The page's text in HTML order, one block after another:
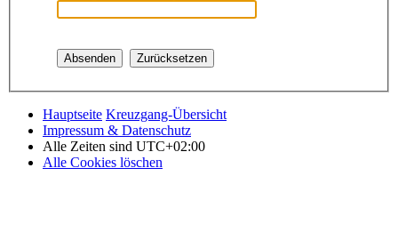
Hauptseite Kreuzgang-Übersicht
Impressum & Datenschutz
Alle Zeiten sind UTC+02:00
Alle Cookies löschen